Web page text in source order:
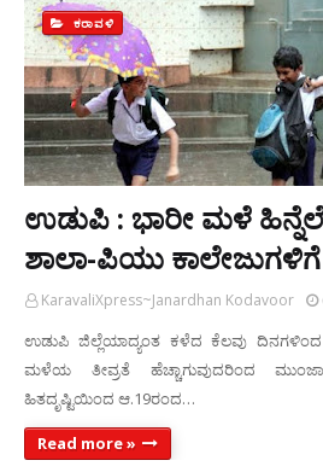
ಕರಾವಳಿ
ಉಡುಪಿ : ಭಾರೀ ಮಳೆ
ಶಾಲಾ-ಪಿಯು
KaravaliXpress~Janardhan Kodavoor
ಉಡುಪಿ ಜಿಲ್ಲೆಯಾದ್ಯಂತ ಕಳೆದ ಕೆಲವು ದಿನಗಳಿಂದ
ಮಳೆಯ ತೀವ್ರತೆ ಹೆಚ್ಚಾಗುವುದರಿಂದ
ಹಿತದೃಷ್ಟಿಯಿಂದ ಆ.19ರಂದ…
Read more »